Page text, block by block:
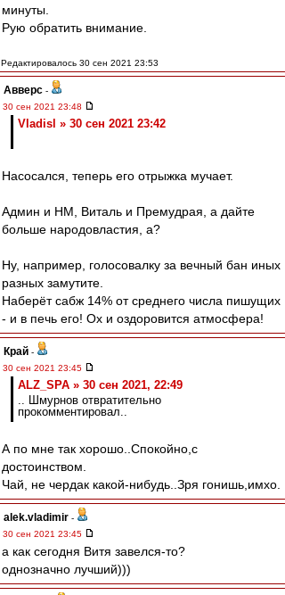
минуты.
Рую обратить внимание.
Редактировалось 30 сен 2021 23:53
Авверс -
30 сен 2021 23:48
Vladisl » 30 сен 2021 23:42
Насосался, теперь его отрыжка мучает.
Админ и НМ, Виталь и Премудрая, а дайте
больше народовластия, а?
Ну, например, голосовалку за вечный бан иных
разных замутите.
Наберёт сабж 14% от среднего числа пишущих
- и в печь его! Ох и оздоровится атмосфера!
Край -
30 сен 2021 23:45
ALZ_SPA » 30 сен 2021, 22:49
.. Шмурнов отвратительно
прокомментировал..
А по мне так хорошо..Спокойно,с
достоинством.
Чай, не чердак какой-нибудь..Зря гонишь,имхо.
alek.vladimir -
30 сен 2021 23:45
а как сегодня Витя завелся-то?
однозначно лучший)))